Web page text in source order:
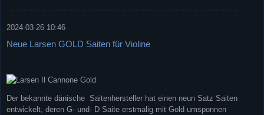
2024-03-26 10:46
Neue Larsen GOLD Saiten für Violine
Der bekannte dänische Saitenhersteller hat einen neun Satz Saiten
entwickelt, deren G- und- D Saite erstmalig mit Gold umsponnen